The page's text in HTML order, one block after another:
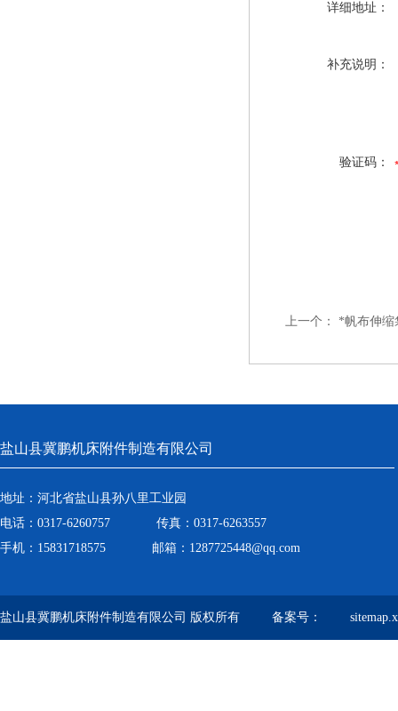
详细地址：
补充说明：
验证码：
上一个： *帆布伸缩
盐山县冀鹏机床附件制造有限公司
地址：河北省盐山县孙八里工业园
电话：0317-6260757 传真：0317-6263557
手机：15831718575 邮箱：1287725448@qq.com
盐山县冀鹏机床附件制造有限公司 版权所有 备案号：